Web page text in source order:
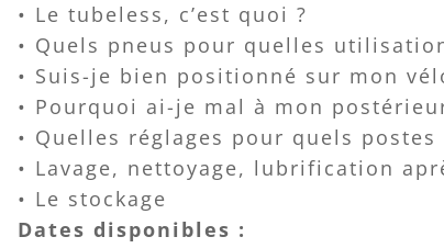
• Le tubeless, c’est quoi ?
• Quels pneus pour quelles
• Suis-je bien positionné sur mon
• Pourquoi ai-je mal à mon
• Quelles réglages pour quels
• Lavage, nettoyage, lubrification
• Le stockage
Dates disponibles :